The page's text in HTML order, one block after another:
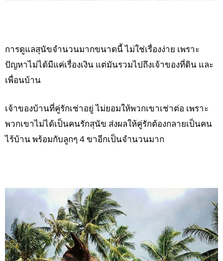
การดูแลสุนัขจำนวนมากขนาดนี้ ไม่ใช่เรื่องง่าย เพราะ
ปัญหาไม่ได้มีแค่เรื่องเงิน แต่มันรวมไปถึงเจ้าของที่ดิน และ
เพื่อนบ้าน
เจ้าของบ้านที่คู่รักเช่าอยู่ ไม่ยอมให้พวกเขาเช่าต่อ เพราะ
พวกเขาไม่ได้เป็นคนรักสุนัข ส่งผลให้คู่รักต้องกลายเป็นคน
ไร้บ้าน พร้อมกับลูกๆ 4 ขาอีกเป็นจำนวนมาก